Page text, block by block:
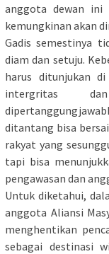
anggota dewan ini
kemungkinan akan
Gadis semestinya
diam dan setuju.
harus ditunjukan
intergritas
ditantang bisa
rakyat yang
tapi bisa
pengawasan dan
Untuk diketahui,
anggota Aliansi
menghentikan
sebagai destinasi